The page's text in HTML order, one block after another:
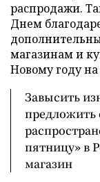
распродажи.
Днем
магазинам и
Новому году
Завысить
предложить
пятницу» в
магазин